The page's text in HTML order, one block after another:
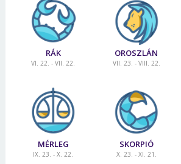
RÁK
VI. 22. - VII. 22.
OROSZLÁN
VII. 23. - VIII. 22.
MÉRLEG
IX. 23. - X. 22.
SKORPIÓ
X. 23. - XI. 21.